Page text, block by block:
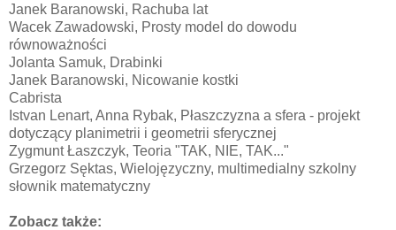
Janek Baranowski, Rachuba lat
Wacek Zawadowski, Prosty model do dowodu
równoważności
Jolanta Samuk, Drabinki
Janek Baranowski, Nicowanie kostki
Cabrista
Istvan Lenart, Anna Rybak, Płaszczyzna a sfera - projekt
dotyczący planimetrii i geometrii sferycznej
Zygmunt Łaszczyk, Teoria "TAK, NIE, TAK..."
Grzegorz Sęktas, Wielojęzyczny, multimedialny szkolny
słownik matematyczny
Zobacz także: